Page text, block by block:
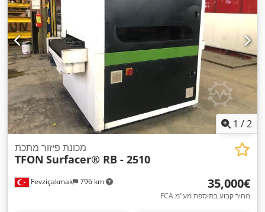
1 /2
Fevziçakmak 796 km
מכונת פיזור מתכת
TFON Surfacer® RB - 2510
‏35,000 ‏€
FCA מחיר קבוע בתוספת מע"מ